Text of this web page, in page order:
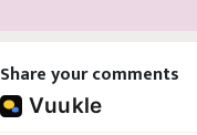
Share your comments